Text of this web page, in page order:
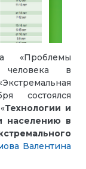
«Проблемы
человека в
состоялся
«Технологии и
населению в
Валентина